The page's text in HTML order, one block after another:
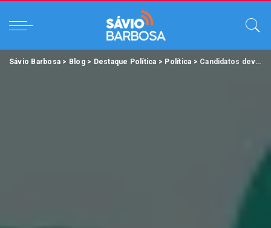
Sávio Barbosa > Blog> Destaque Política > Política > Candidatos devem apostar cada vez mais no virtual.